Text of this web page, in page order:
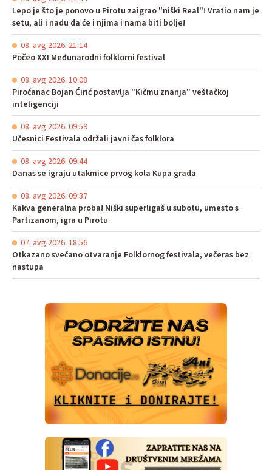
Lepo je što je ponovo u Pirotu zaigrao "niški Real"! Vratio nam je
setu, ali i nadu da će i njima i nama biti bolje!
08. avg 2026. 21:14
Počeo XXI Međunarodni folklorni festival
08. avg 2026. 10:08
Piroćanac Bojan Ćirić postavlja "Kičmu znanja" veštačkoj
inteligenciji
08. avg 2026. 09:59
Učesnici Festivala održali javni čas folklora
08. avg 2026. 09:44
Danas se igraju utakmice prvog kola Kupa grada
08. avg 2026. 09:37
Kakva generalna proba! Niški superligaš u subotu, umesto s
Partizanom, igra u Pirotu
07. avg 2026. 18:56
Otkazano svečano otvaranje Folklornog festivala, večeras bez
nastupa